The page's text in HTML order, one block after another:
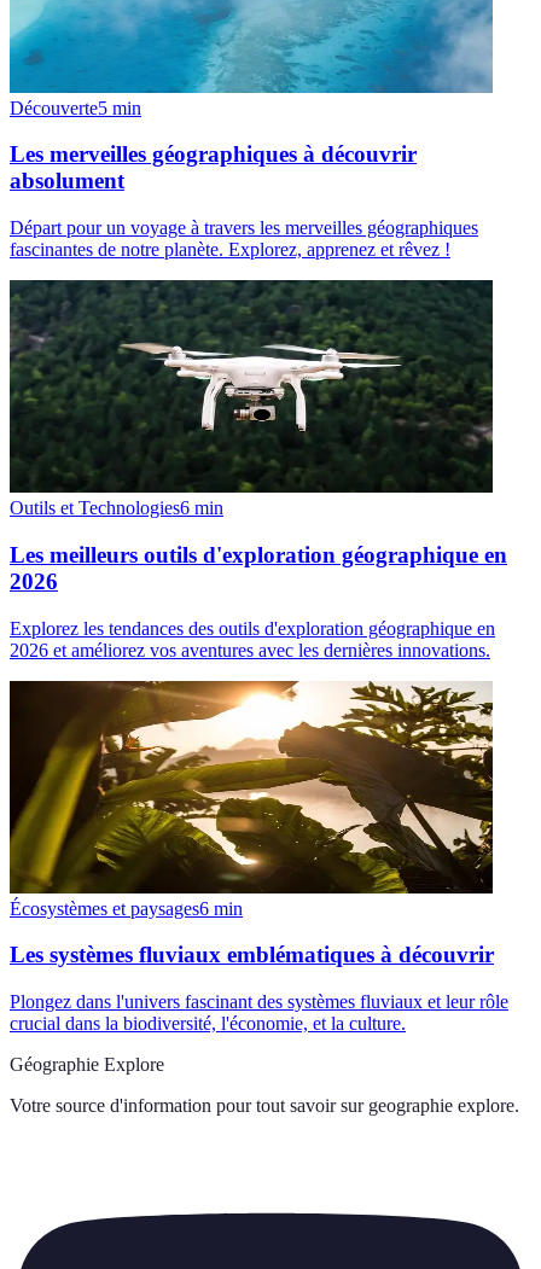
Découverte5 min
Les merveilles géographiques à découvrir
absolument
Départ pour un voyage à travers les merveilles géographiques
fascinantes de notre planète. Explorez, apprenez et rêvez !
Outils et Technologies6 min
Les meilleurs outils d'exploration géographique en
2026
Explorez les tendances des outils d'exploration géographique en
2026 et améliorez vos aventures avec les dernières innovations.
Écosystèmes et paysages6 min
Les systèmes fluviaux emblématiques à découvrir
Plongez dans l'univers fascinant des systèmes fluviaux et leur rôle
crucial dans la biodiversité, l'économie, et la culture.
Géographie Explore
Votre source d'information pour tout savoir sur geographie explore.